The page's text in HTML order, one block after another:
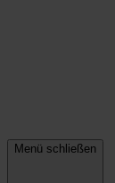
Menü schließen